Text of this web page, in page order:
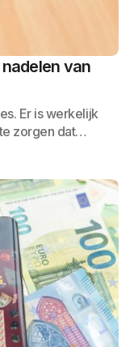
van
Er is werkelijk
zorgen dat…